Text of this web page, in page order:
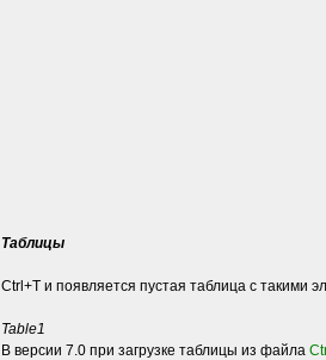
Таблицы
Ctrl+T и появляется пустая таблица с такими
Table1
В версии 7.0 при загрузке таблицы из файла